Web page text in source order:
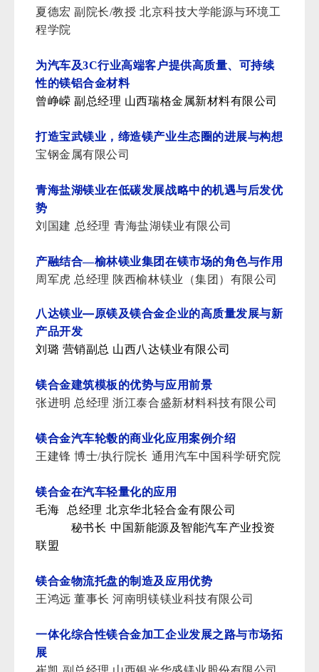
夏德宏 副院长/教授 北京科技大学能源与环境工
程学院
为汽车及3C行业高端客户提供高质量、可持续
性的镁铝合金材料
曾峥嵘 副总经理 山西瑞格金属新材料有限公司
打造宝武镁业，缔造镁产业生态圈的进展与构想
宝钢金属有限公司
青海盐湖镁业在低碳发展战略中的机遇与后发优
势
刘国建 总经理 青海盐湖镁业有限公司
产融结合—榆林镁业集团在镁市场的角色与作用
周军虎 总经理 陕西榆林镁业（集团）有限公司
八达镁业—原镁及镁合金企业的高质量发展与新
产品开发
刘璐 营销副总 山西八达镁业有限公司
镁合金建筑模板的优势与应用前景
张进明 总经理 浙江泰合盛新材料科技有限公司
镁合金汽车轮毂的商业化应用案例介绍
王建锋 博士/执行院长 通用汽车中国科学研究院
镁合金在汽车轻量化的应用
毛海 总经理 北京华北轻合金有限公司
秘书长 中国新能源及智能汽车产业投资
联盟
镁合金物流托盘的制造及应用优势
王鸿远 董事长 河南明镁镁业科技有限公司
一体化综合性镁合金加工企业发展之路与市场拓
展